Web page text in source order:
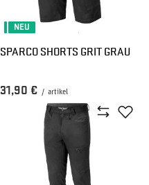
NEU
SPARCO SHORTS GRIT GRAU
31,90 € / artikel